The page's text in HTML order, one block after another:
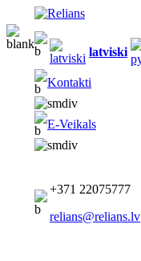
latviski
Kontakti
E-Veikals
+371 22075777
relians@relians.lv